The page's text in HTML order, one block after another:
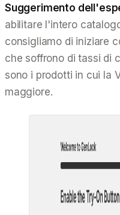
Suggerimento
abilitare l'intero
consigliamo di iniziare
che soffrono di tassi di
sono i prodotti in cui la
maggiore.